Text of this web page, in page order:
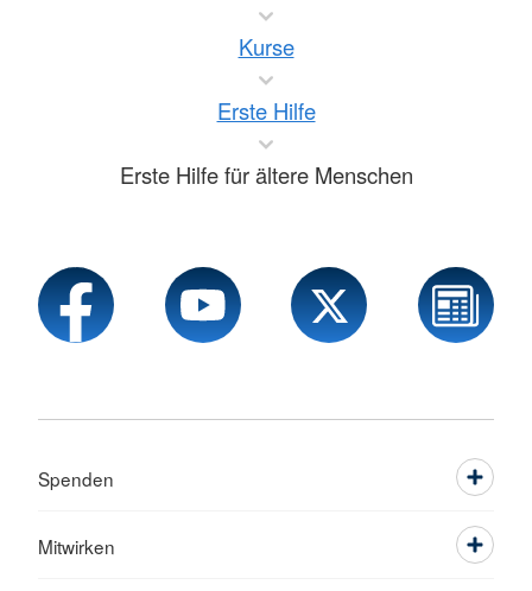
Kurse
Erste Hilfe
Erste Hilfe für ältere Menschen
Spenden
Mitwirken